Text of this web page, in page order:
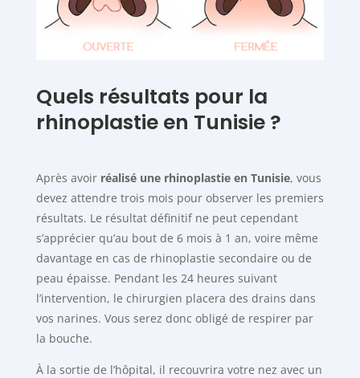
Quels résultats pour la
rhinoplastie en Tunisie ?
Après avoir réalisé une rhinoplastie en Tunisie, vous
devez attendre trois mois pour observer les premiers
résultats. Le résultat définitif ne peut cependant
s’apprécier qu’au bout de 6 mois à 1 an, voire même
davantage en cas de rhinoplastie secondaire ou de
peau épaisse. Pendant les 24 heures suivant
l’intervention, le chirurgien placera des drains dans
vos narines. Vous serez donc obligé de respirer par
la bouche.
À la sortie de l’hôpital, il recouvrira votre nez avec un